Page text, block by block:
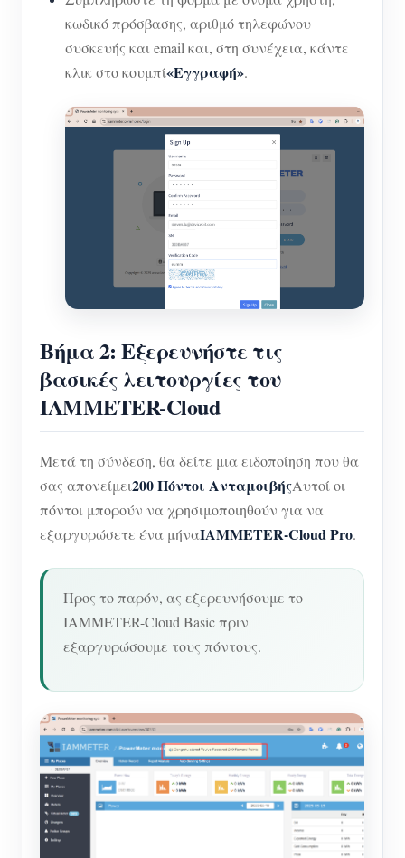
κωδικό πρόσβασης, αριθμό τηλεφώνου
συσκευής και email και, στη συνέχεια, κάντε
κλικ στο κουμπί«Εγγραφή».
Βήμα 2: Εξερευνήστε τις
βασικές λειτουργίες του
IAMMETER-Cloud
Μετά τη σύνδεση, θα δείτε μια ειδοποίηση που θα
σας απονείμει200 Πόντοι ΑνταμοιβήςΑυτοί οι
πόντοι μπορούν να χρησιμοποιηθούν για να
εξαργυρώσετε ένα μήναIAMMETER-Cloud Pro.
Προς το παρόν, ας εξερευνήσουμε το
IAMMETER-Cloud Basic πριν
εξαργυρώσουμε τους πόντους.